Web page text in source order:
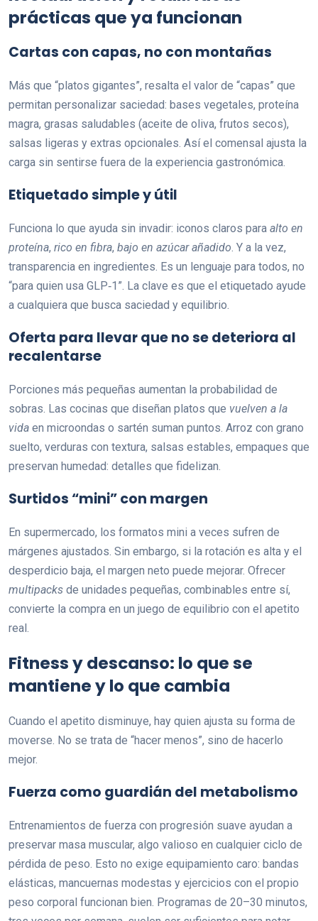
prácticas que ya funcionan
Cartas con capas, no con montañas
Más que “platos gigantes”, resalta el valor de “capas” que
permitan personalizar saciedad: bases vegetales, proteína
magra, grasas saludables (aceite de oliva, frutos secos),
salsas ligeras y extras opcionales. Así el comensal ajusta la
carga sin sentirse fuera de la experiencia gastronómica.
Etiquetado simple y útil
Funciona lo que ayuda sin invadir: iconos claros para alto en
proteína, rico en fibra, bajo en azúcar añadido. Y a la vez,
transparencia en ingredientes. Es un lenguaje para todos, no
“para quien usa GLP‑1”. La clave es que el etiquetado ayude
a cualquiera que busca saciedad y equilibrio.
Oferta para llevar que no se deteriora al
recalentarse
Porciones más pequeñas aumentan la probabilidad de
sobras. Las cocinas que diseñan platos que vuelven a la
vida en microondas o sartén suman puntos. Arroz con grano
suelto, verduras con textura, salsas estables, empaques que
preservan humedad: detalles que fidelizan.
Surtidos “mini” con margen
En supermercado, los formatos mini a veces sufren de
márgenes ajustados. Sin embargo, si la rotación es alta y el
desperdicio baja, el margen neto puede mejorar. Ofrecer
multipacks de unidades pequeñas, combinables entre sí,
convierte la compra en un juego de equilibrio con el apetito
real.
Fitness y descanso: lo que se
mantiene y lo que cambia
Cuando el apetito disminuye, hay quien ajusta su forma de
moverse. No se trata de “hacer menos”, sino de hacerlo
mejor.
Fuerza como guardián del metabolismo
Entrenamientos de fuerza con progresión suave ayudan a
preservar masa muscular, algo valioso en cualquier ciclo de
pérdida de peso. Esto no exige equipamiento caro: bandas
elásticas, mancuernas modestas y ejercicios con el propio
peso corporal funcionan bien. Programas de 20–30 minutos,